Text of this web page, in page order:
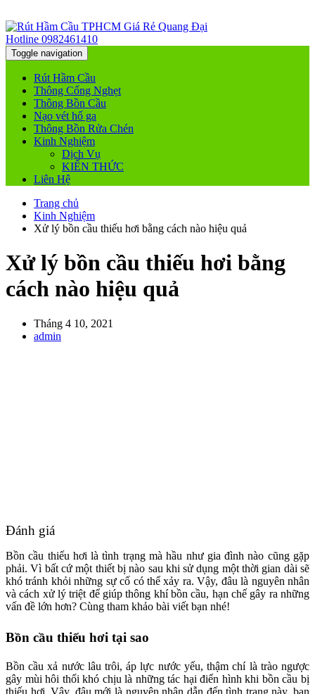
Hotline 0982461410
Toggle navigation
Rút Hầm Cầu
Thông Cống Nghẹt
Thông Bồn Cầu
Nạo vét hố ga
Thông Bồn Rửa Chén
Kinh Nghiệm
Dịch Vụ
KIẾN THỨC
Liên Hệ
Trang chủ
Kinh Nghiệm
Xử lý bồn cầu thiếu hơi bằng cách nào hiệu quả
Xử lý bồn cầu thiếu hơi bằng
cách nào hiệu quả
Tháng 4 10, 2021
admin
Đánh giá
Bồn cầu thiếu hơi là tình trạng mà hầu như gia đình nào cũng gặp
phải. Vì bất cứ một thiết bị nào sau khi sử dụng một thời gian dài sẽ
khó tránh khỏi những sự cố có thể xảy ra. Vậy, đâu là nguyên nhân
và cách xử lý triệt để giúp thông khí bồn cầu, hạn chế gây ra những
vấn đề lớn hơn? Cùng tham khảo bài viết bạn nhé!
Bồn cầu thiếu hơi tại sao
Bồn cầu xả nước lâu trôi, áp lực nước yếu, thậm chí là trào ngược
gây mùi hôi thối khó chịu là những tác hại điển hình khi bồn cầu bị
thiếu hơi. Vậy, đâu mới là nguyên nhân dẫn đến tình trạng này, bạn